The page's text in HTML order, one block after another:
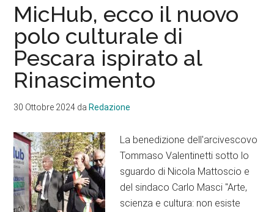
mezzo
MicHub, ecco il nuovo
polo culturale di
Pescara ispirato al
Rinascimento
30 Ottobre 2024 daRedazione
La benedizione dell'arcivescovo
Tommaso Valentinetti sotto lo
sguardo di Nicola Mattoscio e
del sindaco Carlo Masci "Arte,
scienza e cultura: non esiste